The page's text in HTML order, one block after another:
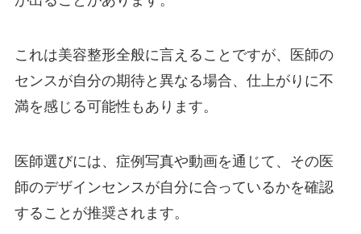
これは美容整形全般に言えることですが、医師の
センスが自分の期待と異なる場合、仕上がりに不
満を感じる可能性もあります。
医師選びには、症例写真や動画を通じて、その医
師のデザインセンスが自分に合っているかを確認
することが推奨されます。